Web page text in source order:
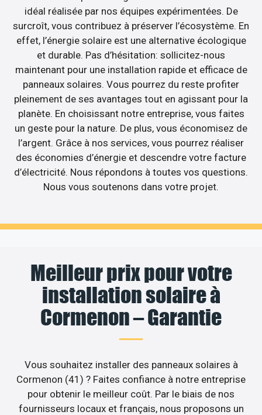
idéal réalisée par nos équipes expérimentées. De
surcroît, vous contribuez à préserver l’écosystème. En
effet, l’énergie solaire est une alternative écologique
et durable. Pas d’hésitation: sollicitez-nous
maintenant pour une installation rapide et efficace de
panneaux solaires. Vous pourrez du reste profiter
pleinement de ses avantages tout en agissant pour la
planète. En choisissant notre entreprise, vous faites
un geste pour la nature. De plus, vous économisez de
l’argent. Grâce à nos services, vous pourrez réaliser
des économies d’énergie et descendre votre facture
d’électricité. Nous répondons à toutes vos questions.
Nous vous soutenons dans votre projet.
Meilleur prix pour votre
installation solaire à
Cormenon – Garantie
Vous souhaitez installer des panneaux solaires à
Cormenon (41) ? Faites confiance à notre entreprise
pour obtenir le meilleur coût. Par le biais de nos
fournisseurs locaux et français, nous proposons un